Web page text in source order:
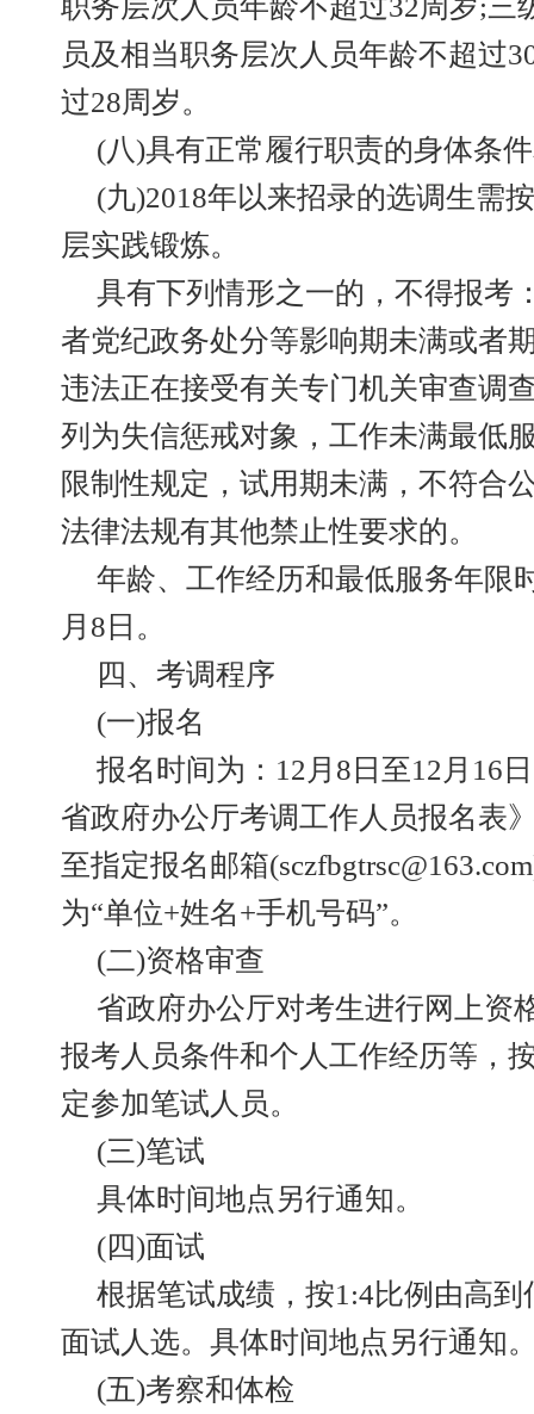
职务层次人员年龄不超过32周岁;三
员及相当职务层次人员年龄不超过
过28周岁。
(八)具有正常履行职责的身体条
(九)2018年以来招录的选调生需
层实践锻炼。
具有下列情形之一的，不得报考
者党纪政务处分等影响期未满或者
违法正在接受有关专门机关审查调
列为失信惩戒对象，工作未满最低
限制性规定，试用期未满，不符合
法律法规有其他禁止性要求的。
年龄、工作经历和最低服务年限
月8日。
四、考调程序
(一)报名
报名时间为：12月8日至12月16
省政府办公厅考调工作人员报名表
至指定报名邮箱
为“单位+姓名+手机号码”。
(二)资格审查
省政府办公厅对考生进行网上资
报考人员条件和个人工作经历等，
定参加笔试人员。
(三)笔试
具体时间地点另行通知。
(四)面试
根据笔试成绩，按1:4比例由高
面试人选。具体时间地点另行通知
(五)考察和体检